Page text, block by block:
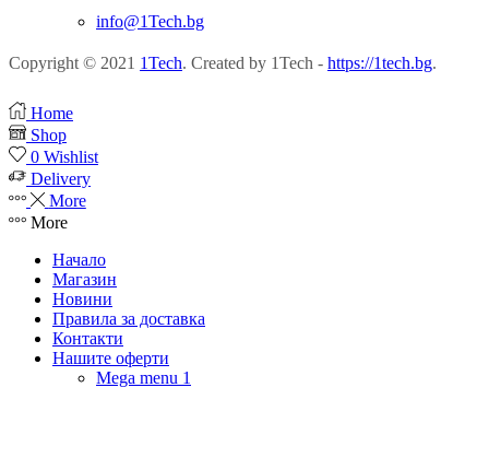
info@1Tech.bg
Copyright © 2021 1Tech. Created by 1Tech - https://1tech.bg.
Home
Shop
0 Wishlist
Delivery
More
More
Начало
Магазин
Новини
Правила за доставка
Контакти
Нашите оферти
Mega menu 1